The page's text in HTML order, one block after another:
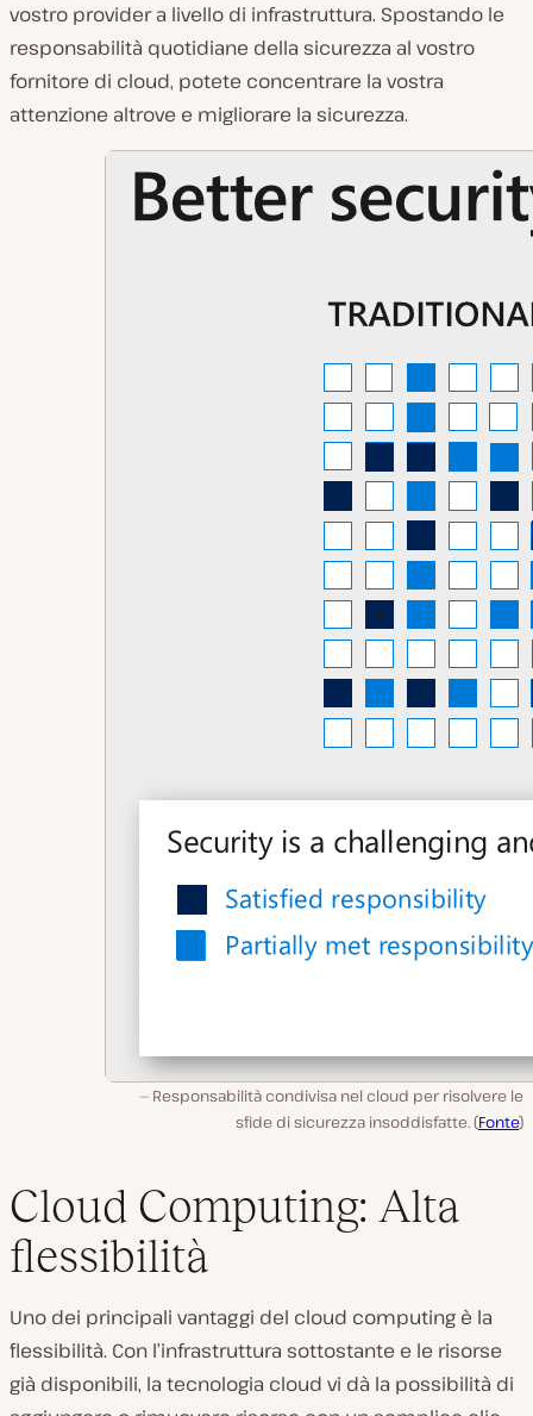
vostro provider a livello di infrastruttura. Spostando le
responsabilità quotidiane della sicurezza al vostro
fornitore di cloud, potete concentrare la vostra
attenzione altrove e migliorare la sicurezza.
Responsabilità condivisa nel cloud per risolvere le
sfide di sicurezza insoddisfatte. (Fonte)
Cloud Computing: Alta
flessibilità
Uno dei principali vantaggi del cloud computing è la
flessibilità. Con l’infrastruttura sottostante e le risorse
già disponibili, la tecnologia cloud vi dà la possibilità di